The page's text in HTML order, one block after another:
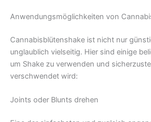
Anwendungsmöglichkeiten von
Cannabisblütenshake ist nicht nur
unglaublich vielseitig. Hier sind einige
um Shake zu verwenden und
verschwendet wird:
Joints oder Blunts drehen